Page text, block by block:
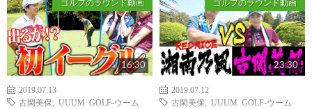
ゴルフのラウンド動画
16:30
2019.07.13
古閑美保
UUUM GOLF-ウーム
ゴルフのラウンド動画
23:30
2019.07.12
古閑美保
UUUM GOLF-ウーム